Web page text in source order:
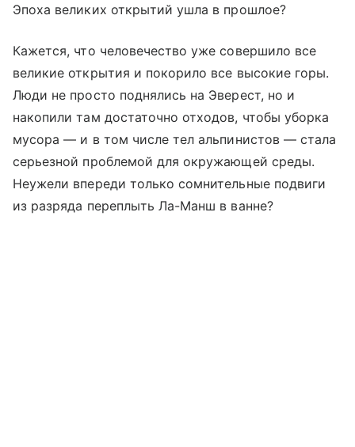
Эпоха великих открытий ушла в прошлое?
Кажется, что человечество уже совершило все
великие открытия и покорило все высокие горы.
Люди не просто поднялись на Эверест, но и
накопили там достаточно отходов, чтобы уборка
мусора — и в том числе тел альпинистов — стала
серьезной проблемой для окружающей среды.
Неужели впереди только сомнительные подвиги
из разряда переплыть Ла-Манш в ванне?